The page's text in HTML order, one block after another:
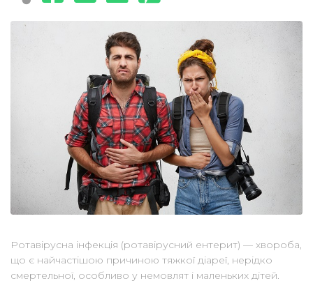
Ротавірусна інфекція (ротавірусний ентерит) — хвороба,
що є найчастішою причиною тяжкої діареї, нерідко
смертельної, особливо у немовлят і маленьких дітей.